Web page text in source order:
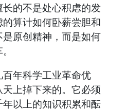
的不是处心积虑的发
算计如何卧薪尝胆和
原创精神，而是如何
年科学工业革命优
上掉下来的。它必须
以上的知识积累和酝